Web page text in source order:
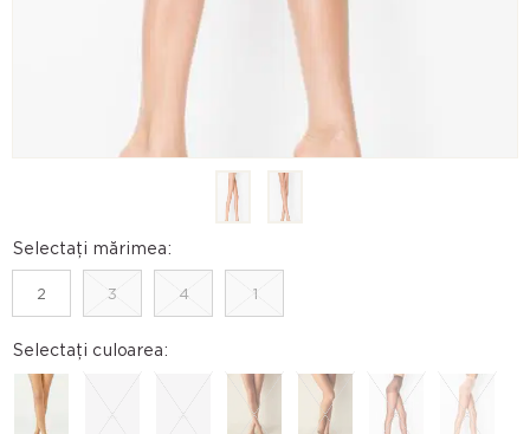
Selectați mărimea:
2 3 4 1
Selectați culoarea: